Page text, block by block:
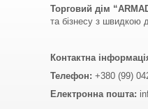
Торговий дім
та бізнесу з швидкою
Контактна
Телефон: +380 (99)
Електронна пошта: